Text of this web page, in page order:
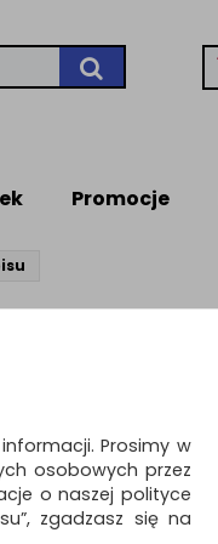
Promocje
708 M do
Prosimy w
osobowych przez
o naszej polityce
zgadzasz się na